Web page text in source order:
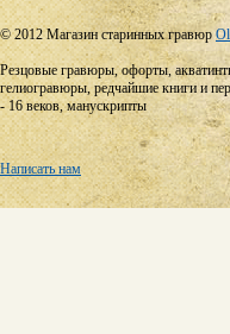
© 2012 Магазин старинных гравюр
Резцовые гравюры, офорты,
гелиогравюры, редчайшие книги и
- 16 веков, манускрипты
Написать нам